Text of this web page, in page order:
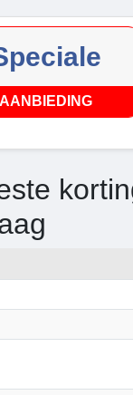
AANBIEDING